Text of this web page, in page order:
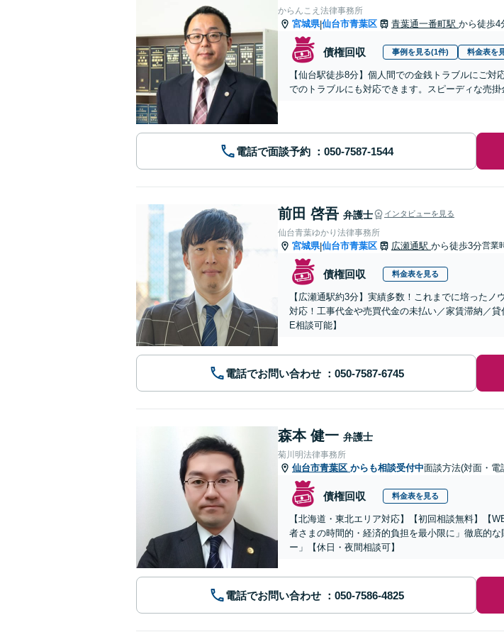
からんこえ法律事務所
宮城県|仙台市青葉区 青葉通一番町駅 から徒歩4
債権回収 事例を見る(1件) 料金表を
【仙台駅徒歩8分】個人間での金銭トラブルにご
でのトラブルにも対応できます。スピーディな売
電話で面談予約
前田 啓吾 弁護士 インタビューを見る
仙台青葉ゆかり法律事務所
宮城県|仙台市青葉区 広瀬通駅 から徒歩3分営業
債権回収 料金表を見る
【広瀬通駅約3分】実績多数！これまでに培った
対応！工事代金や売買代金の未払い／家賃滞納／
E相談可能】
電話でお問い合わせ
森本 健一 弁護士
菊川明法律事務所
仙台市青葉区 からも相談受付中面談方法(対面・電
債権回収 料金表を見る
【北海道・東北エリア対応】【初回相談無料】【
者さまの時間的・経済的負担を最小限に」徹底的
ー」【休日・夜間相談可】
電話でお問い合わせ